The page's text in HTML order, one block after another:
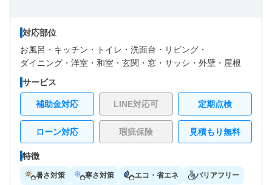
対応部位
お風呂・ キッチン・ トイレ・ 洗面台・ リビング・
ダイニング・ 洋室・ 和室・ 玄関・ 窓・サッシ・ 外壁・ 屋根
サービス
補助金対応 LINE対応可 定期点検
ローン対応 瑕疵保険 見積もり無料
特徴
暑さ対策 寒さ対策 エコ・省エネ バリアフリー